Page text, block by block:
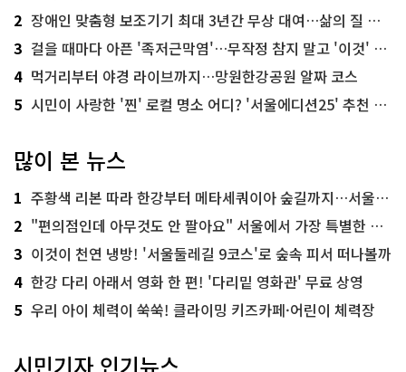
2 장애인 맞춤형 보조기기 최대 3년간 무상 대여…삶의 질 높인다
3 걸을 때마다 아픈 '족저근막염'…무작정 참지 말고 '이것' 해보세요!
4 먹거리부터 야경 라이브까지…망원한강공원 알짜 코스
5 시민이 사랑한 '찐' 로컬 명소 어디? '서울에디션25' 추천 코스
많이 본 뉴스
1 주황색 리본 따라 한강부터 메타세쿼이아 숲길까지…서울둘레길 15코스
2 "편의점인데 아무것도 안 팔아요" 서울에서 가장 특별한 편의점의 정체
3 이것이 천연 냉방! '서울둘레길 9코스'로 숲속 피서 떠나볼까
4 한강 다리 아래서 영화 한 편! '다리밑 영화관' 무료 상영
5 우리 아이 체력이 쑥쑥! 클라이밍 키즈카페·어린이 체력장
시민기자 인기뉴스